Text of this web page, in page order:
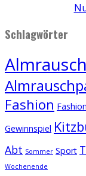
Schlagwörter
Fashion
Gewinnspiel
Abt Sommer Sport
Wochenende